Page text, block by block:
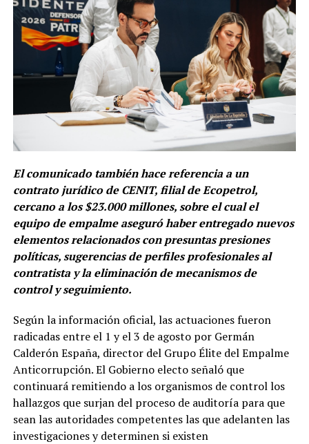
El comunicado también hace referencia a un
contrato jurídico de CENIT, filial de Ecopetrol,
cercano a los $23.000 millones, sobre el cual el
equipo de empalme aseguró haber entregado nuevos
elementos relacionados con presuntas presiones
políticas, sugerencias de perfiles profesionales al
contratista y la eliminación de mecanismos de
control y seguimiento.
Según la información oficial, las actuaciones fueron
radicadas entre el 1 y el 3 de agosto por Germán
Calderón España, director del Grupo Élite del Empalme
Anticorrupción. El Gobierno electo señaló que
continuará remitiendo a los organismos de control los
hallazgos que surjan del proceso de auditoría para que
sean las autoridades competentes las que adelanten las
investigaciones y determinen si existen